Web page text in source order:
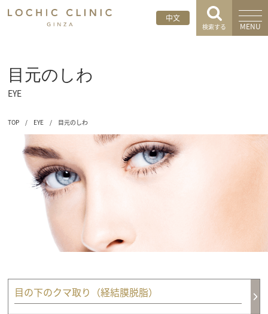
中文
検索する MENU
目元のしわ
EYE
TOP / EYE / 目元のしわ
目の下のクマ取り（経結膜脱脂）